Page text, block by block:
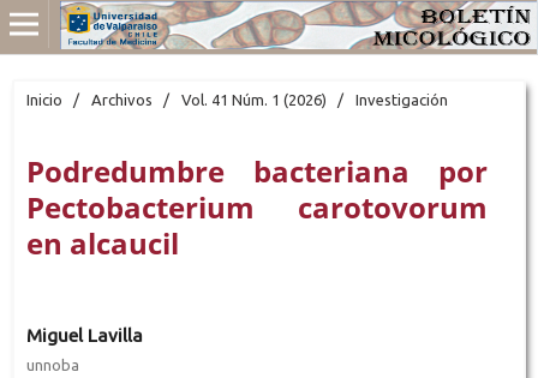
Inicio / Archivos / Vol. 41 Núm. 1 (2026) / Investigación
Podredumbre bacteriana por
Pectobacterium carotovorum
en alcaucil
Miguel Lavilla
unnoba